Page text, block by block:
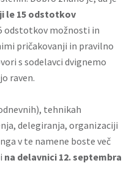
le 15 odstotkov
odstotkov možnosti in
pričakovanji in pravilno
s sodelavci dvignemo
raven.
tehnikah
delegiranja, organizaciji
v te namene boste več
na delavnici 12. septembra